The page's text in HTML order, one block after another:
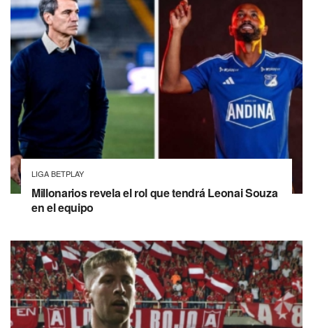
LIGA BETPLAY
Millonarios revela el rol que tendrá Leonai Souza
en el equipo